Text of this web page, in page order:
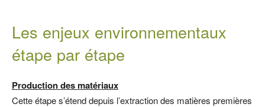
Les enjeux environnementaux
étape par étape
Production des matériaux
Cette étape s’étend depuis l’extraction des matières premières